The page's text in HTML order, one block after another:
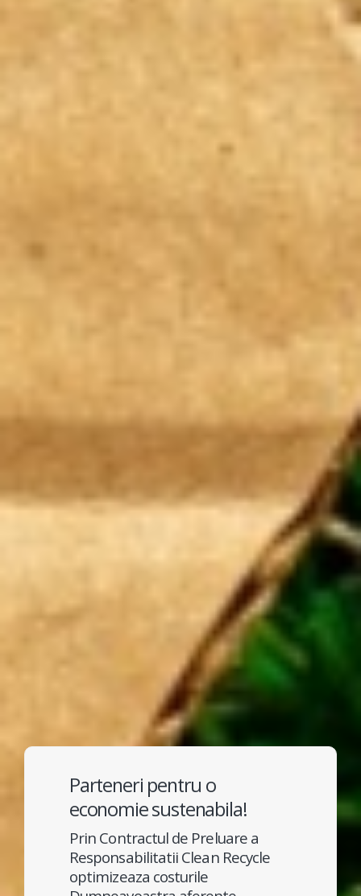
Parteneri pentru o
economie sustenabila!
Prin Contractul de Preluare a
Responsabilitatii Clean Recycle
optimizeaza costurile